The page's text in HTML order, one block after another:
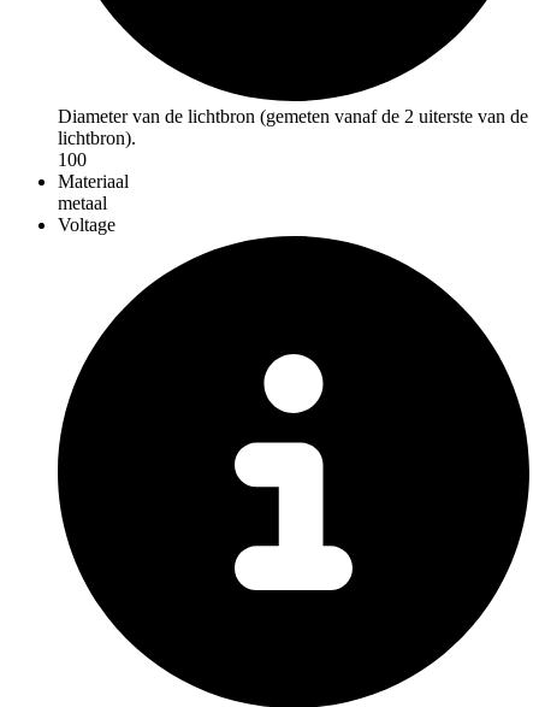
Diameter van de lichtbron (gemeten vanaf de 2 uiterste van de
lichtbron).
100
Materiaal
metaal
Voltage